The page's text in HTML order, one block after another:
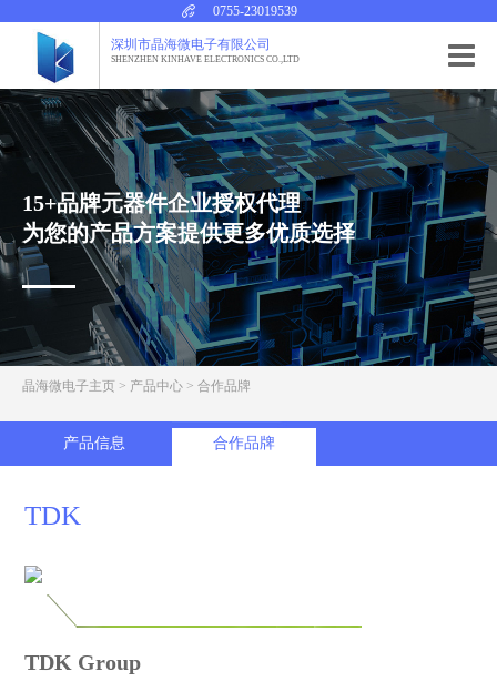
0755-23019539
深圳市晶海微电子有限公司
SHENZHEN KINHAVE ELECTRONICS CO.,LTD
15+品牌元器件企业授权代理
为您的产品方案提供更多优质选择
晶海微电子主页 > 产品中心 > 合作品牌
产品信息 合作品牌
TDK
TDK Group